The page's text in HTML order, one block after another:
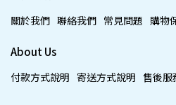
關於我們 聯絡我們 常見問題 購物
About Us
付款方式說明 寄送方式說明 售後服